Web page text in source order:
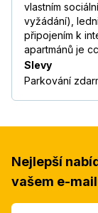
vlastním
vyžádání),
připojením k
apartmánů je
Slevy
Parkování
Nejlepší
vašem e-